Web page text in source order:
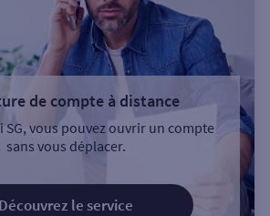
de compte à distance
SG, vous pouvez ouvrir un compte
sans vous déplacer.
Découvrez le service